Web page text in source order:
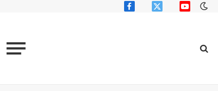
FacebookX
YouTube